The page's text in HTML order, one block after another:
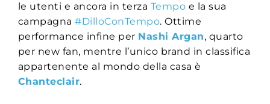
le utenti e ancora in terza Tempo e la sua
campagna#DilloConTempo. Ottime
performance infine per Nashi Argan, quarto
per new fan, mentre l’unico brand in classifica
appartenente al mondo della casa è
Chanteclair.